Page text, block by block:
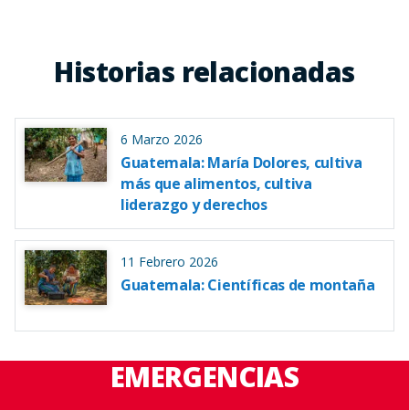
Historias relacionadas
6 Marzo 2026
Guatemala: María Dolores, cultiva
más que alimentos, cultiva
liderazgo y derechos
11 Febrero 2026
Guatemala: Científicas de montaña
EMERGENCIAS